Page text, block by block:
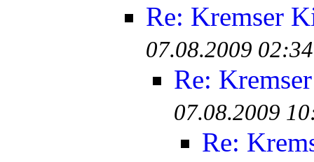
Re: Kremser
07.08.2009 02:34
Re:
07.08.2009
Re: